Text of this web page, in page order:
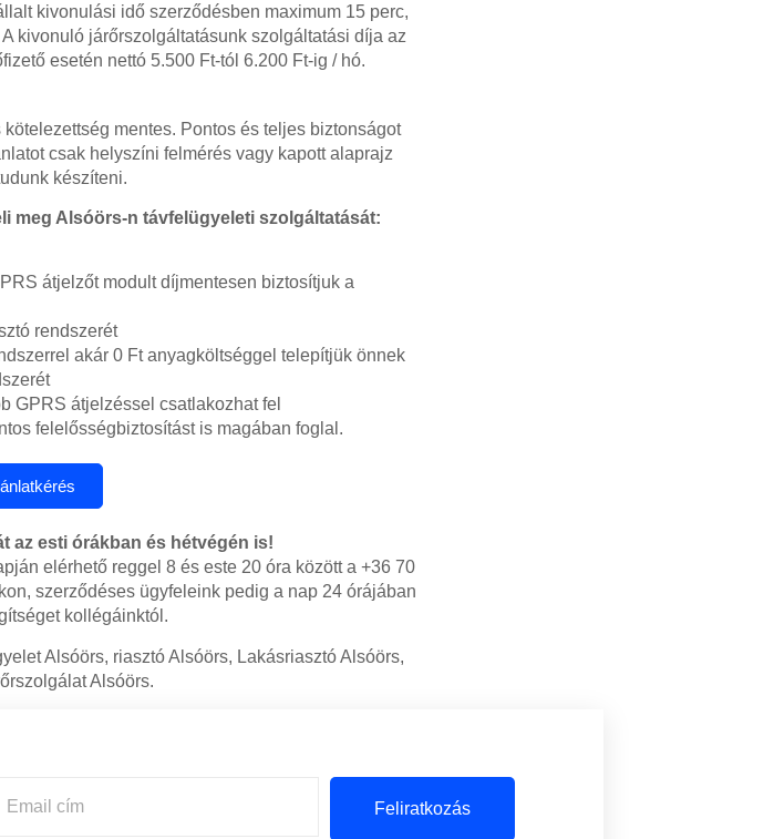
kivonulási idő szerződésben maximum 15 perc,
kivonuló járőrszolgáltatásunk szolgáltatási díja az
esetén nettó 5.500 Ft-tól 6.200 Ft-ig / hó.
mentes. Pontos és teljes biztonságot
csak helyszíni felmérés vagy kapott alaprajz
készíteni.
meg Alsóörs-n távfelügyeleti szolgáltatását:
átjelzőt modult díjmentesen biztosítjuk a
rendszerét
akár 0 Ft anyagköltséggel telepítjük önnek
GPRS átjelzéssel csatlakozhat fel
felelősségbiztosítást is magában foglal.
az esti órákban és hétvégén is!
elérhető reggel 8 és este 20 óra között a +36 70
szerződéses ügyfeleink pedig a nap 24 órájában
kollégáinktól.
Alsóörs, riasztó Alsóörs, Lakásriasztó Alsóörs,
Alsóörs.
Feliratkozás